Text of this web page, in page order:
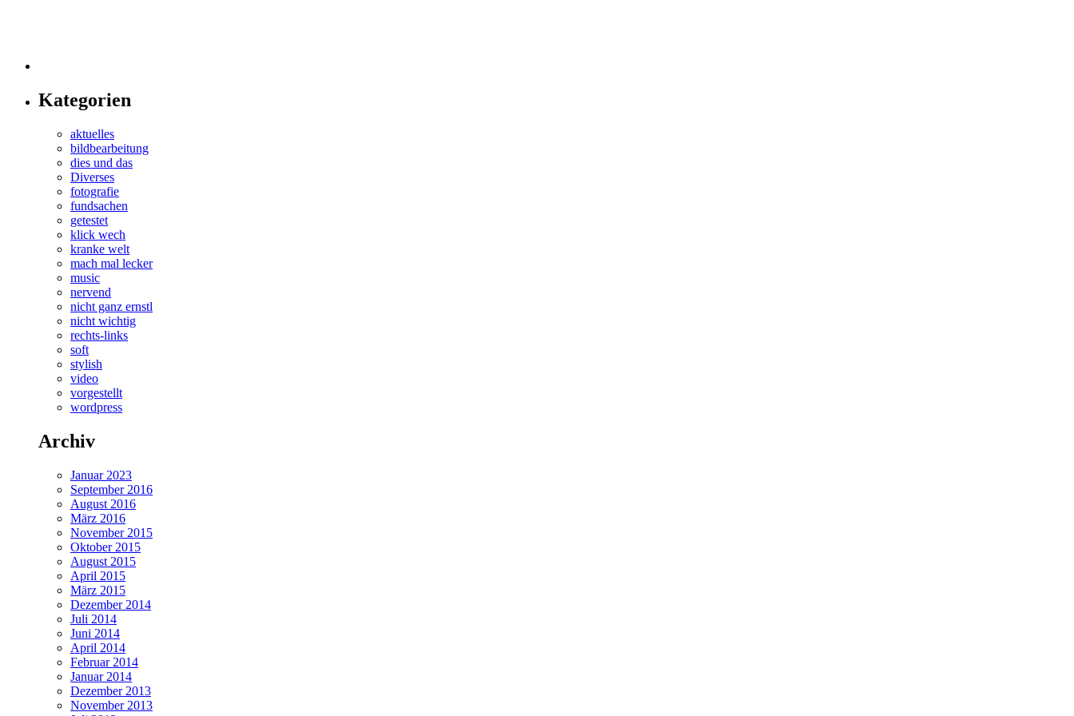
Kategorien
aktuelles
bildbearbeitung
dies und das
Diverses
fotografie
fundsachen
getestet
klick wech
kranke welt
mach mal lecker
music
nervend
nicht ganz ernstl
nicht wichtig
rechts-links
soft
stylish
video
vorgestellt
wordpress
Archiv
Januar 2023
September 2016
August 2016
März 2016
November 2015
Oktober 2015
August 2015
April 2015
März 2015
Dezember 2014
Juli 2014
Juni 2014
April 2014
Februar 2014
Januar 2014
Dezember 2013
November 2013